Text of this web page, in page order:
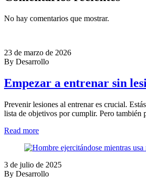
No hay comentarios que mostrar.
23 de marzo de 2026
By Desarrollo
Empezar a entrenar sin
Prevenir lesiones al entrenar es crucial.
lista de objetivos por cumplir. Pero
Read more
3 de julio de 2025
By Desarrollo